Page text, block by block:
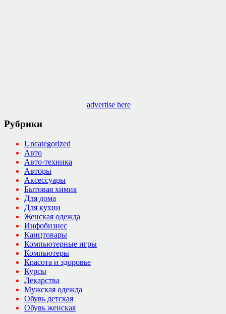
advertise here
Рубрики
Uncategorized
Авто
Авто-техника
Авторы
Аксессуары
Бытовая химия
Для дома
Для кухни
Женская одежда
Инфобизнес
Канцтовары
Компьютерные игры
Компьютеры
Красота и здоровье
Курсы
Лекарства
Мужская одежда
Обувь детская
Обувь женская